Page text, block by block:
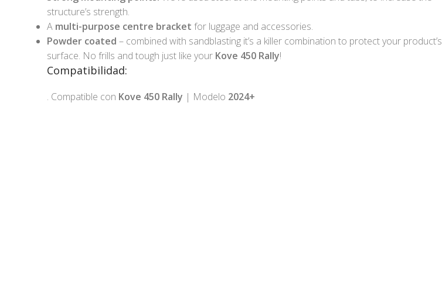
structure’s strength.
A multi-purpose centre bracket for luggage and accessories.
Powder coated – combined with sandblasting it’s a killer combination to protect your product’s
surface. No frills and tough just like your Kove 450 Rally!
Compatibilidad:
. Compatible con Kove 450 Rally | Modelo 2024+